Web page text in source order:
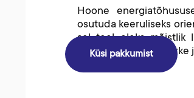
Hoone
osutuda keeruliseks
sel teel oleks mõistlik
täpsustamaks
Küsi pakkumist